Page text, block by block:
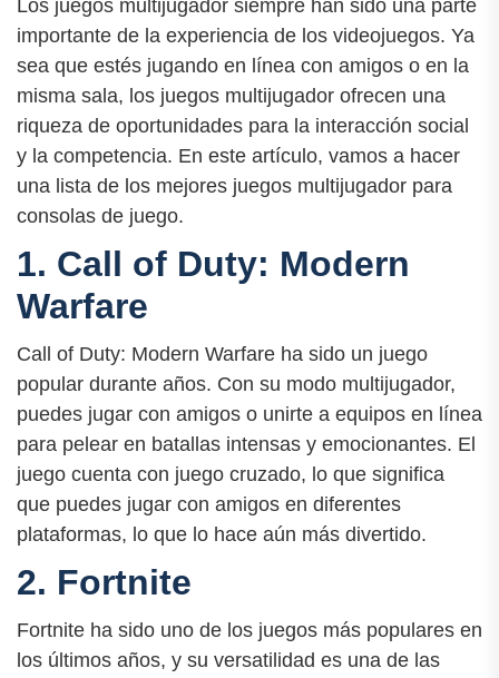
Los juegos multijugador siempre han sido una parte
importante de la experiencia de los videojuegos. Ya
sea que estés jugando en línea con amigos o en la
misma sala, los juegos multijugador ofrecen una
riqueza de oportunidades para la interacción social
y la competencia. En este artículo, vamos a hacer
una lista de los mejores juegos multijugador para
consolas de juego.
1. Call of Duty: Modern
Warfare
Call of Duty: Modern Warfare ha sido un juego
popular durante años. Con su modo multijugador,
puedes jugar con amigos o unirte a equipos en línea
para pelear en batallas intensas y emocionantes. El
juego cuenta con juego cruzado, lo que significa
que puedes jugar con amigos en diferentes
plataformas, lo que lo hace aún más divertido.
2. Fortnite
Fortnite ha sido uno de los juegos más populares en
los últimos años, y su versatilidad es una de las